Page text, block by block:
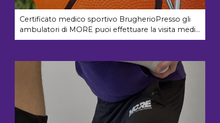
Certificato medico sportivo BrugherioPresso gli
ambulatori di MORE puoi effettuare la visita medi...